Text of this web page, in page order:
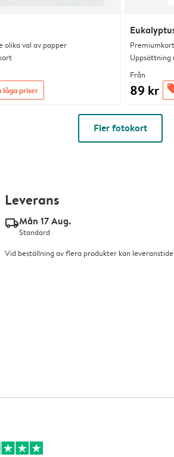
olika val av papper
låga priser
Uppsättning
Från
89 kr
Fler fotokort
Leverans
delivery_standard_v2Mån 17 Aug.
Standard
Vid beställning av flera produkter kan